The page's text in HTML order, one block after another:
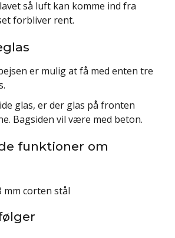
så luft kan komme ind fra
forbliver rent.
er mulig at få med enten tre
glas, er der glas på fronten
Bagsiden vil være med beton.
funktioner om
mm corten stål